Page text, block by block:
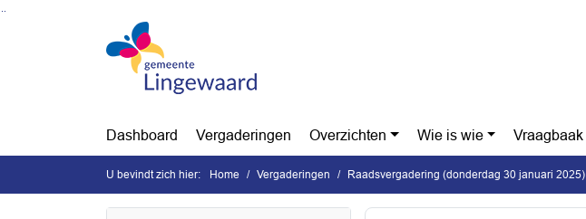
Ga naar de inhoud van deze pagina
Dashboard Vergaderingen Overzichten Wie is wie Vraagbaak
U bevindt zich hier: Home Vergaderingen Raadsvergadering (donderdag 30 januari 2025)